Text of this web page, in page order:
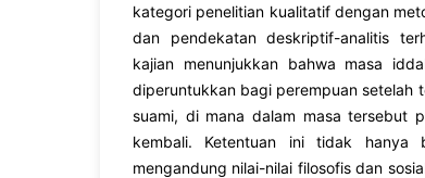
kategori penelitian kualitatif dengan
dan pendekatan deskriptif-analitis
kajian menunjukkan bahwa masa
diperuntukkan bagi perempuan setelah
suami, di mana dalam masa tersebut
kembali. Ketentuan ini tidak hanya
mengandung nilai-nilai filosofis dan